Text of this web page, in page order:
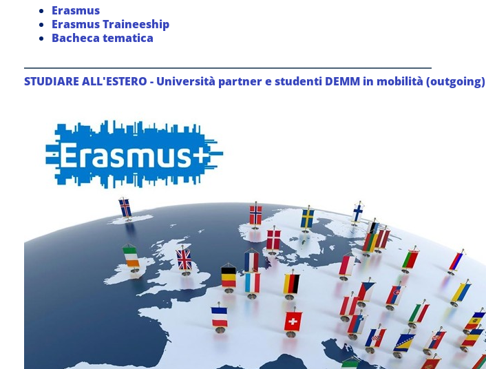
Erasmus
Erasmus Traineeship
Bacheca tematica
STUDIARE ALL'ESTERO - Università partner e studenti DEMM in mobilità (outgoing)